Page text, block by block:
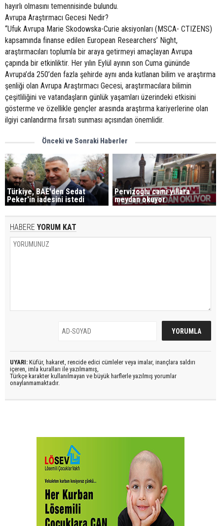
hayırlı olmasını temennisinde bulundu.
Avrupa Araştırmacı Gecesi Nedir?
“Ufuk Avrupa Marie Skodowska-Curie aksiyonları (MSCA- CTIZENS)
kapsamında finanse edilen European Researchers’ Night,
araştırmacıları toplumla bir araya getirmeyi amaçlayan Avrupa
çapında bir etkinliktir. Her yılın Eylül ayının son Cuma gününde
Avrupa’da 250’den fazla şehirde aynı anda kutlanan bilim ve araştırma
şenliği olan Avrupa Araştırmacı Gecesi, araştırmacılara bilimin
çeşitliliğini ve vatandaşların günlük yaşamları üzerindeki etkisini
gösterme ve özellikle gençler arasında araştırma kariyerlerine olan
ilgiyi canlandırma fırsatı sunması açısından önemlidir.
Önceki ve Sonraki Haberler
Türkiye, BAE'den Sedat
Peker'in iadesini istedi
Pervizoğlu cami yıllara
meydan okuyor
HABERE YORUM KAT
UYARI: Küfür, hakaret, rencide edici cümleler veya imalar, inançlara saldırı
içeren, imla kuralları ile yazılmamış,
Türkçe karakter kullanılmayan ve büyük harflerle yazılmış yorumlar
onaylanmamaktadır.